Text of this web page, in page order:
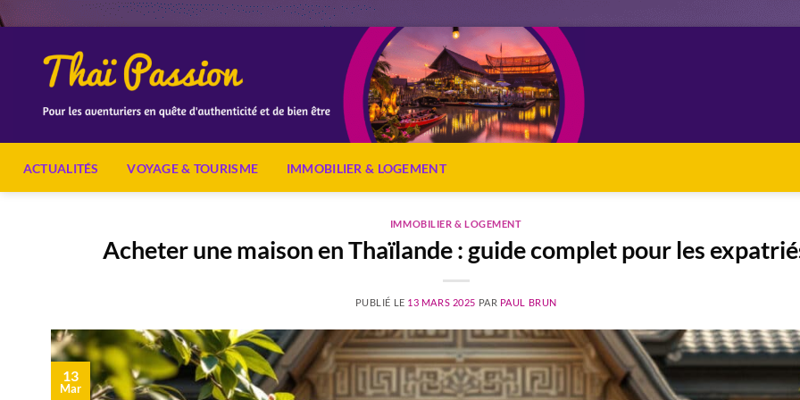
contenu
ACTUALITÉS VOYAGE & TOURISME IMMOBILIER & LOGEMENT
IMMOBILIER & LOGEMENT
Acheter une maison en Thaïlande : guide complet pour les
PUBLIÉ LE 13 MARS 2025 PAR PAUL BRUN
13
Mar